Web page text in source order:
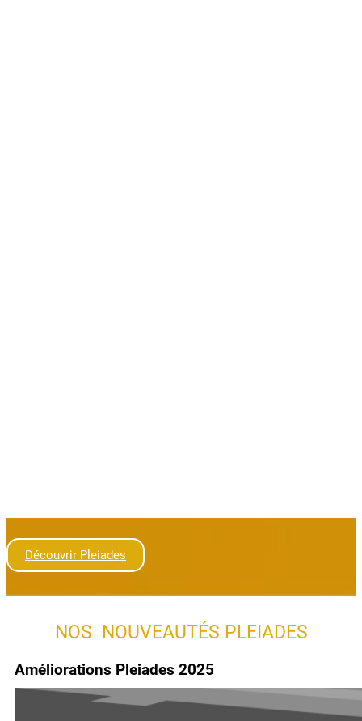
Découvrir Pleiades
NOS NOUVEAUTÉS PLEIADES
Améliorations Pleiades 2025